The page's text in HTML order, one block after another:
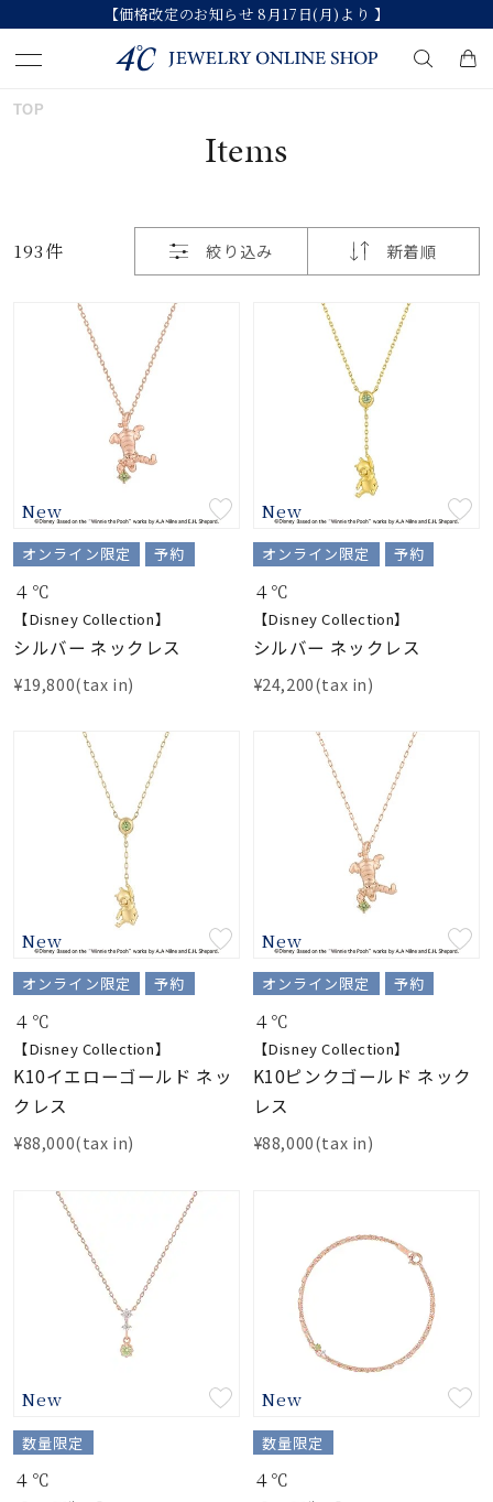
【価格改定のお知らせ 8月17日(月)より 】
#エタニティ
#ダイヤモンド ネックレス
すべてのジュエリー
カラー
誕生石
ファッションテイス
着用シーン
コレクション
レディース
～
リングサイズ
～
在庫 在庫ありのみ
TOP
Items
193件 絞り込み 新着順
価格が高い
新着順
お気に入り登録数
New
オンライン限定 予約
４℃
【Disney Collection】
シルバー ネックレス
¥19,800(tax in)
New
オンライン限定 予約
４℃
【Disney Collection】
シルバー ネックレス
¥24,200(tax in)
New
オンライン限定 予約
４℃
【Disney Collection】
K10イエローゴールド ネッ
クレス
¥88,000(tax in)
New
オンライン限定 予約
４℃
【Disney Collection】
K10ピンクゴールド ネック
レス
¥88,000(tax in)
New
数量限定
４℃
New
数量限定
４℃